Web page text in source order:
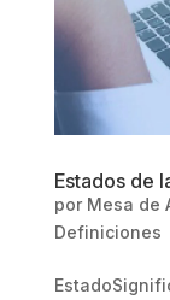
Estados de
por Mesa de
Definiciones